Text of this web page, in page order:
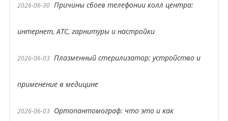
2026-06-30 Причины сбоев телефонии колл центра:
интернет, АТС, гарнитуры и настройки
2026-06-03 Плазменный стерилизатор: устройство и
применение в медицине
2026-06-03 Ортопантомограф: что это и как